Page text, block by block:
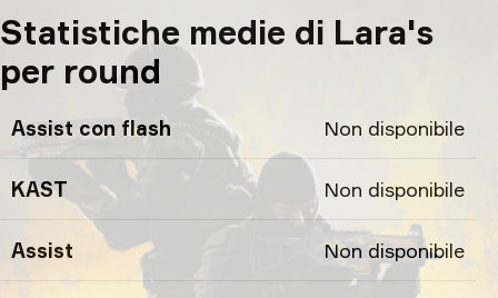
Statistiche medie di Lara's
per round
Assist con flash Non disponibile
KAST Non disponibile
Assist Non disponibile